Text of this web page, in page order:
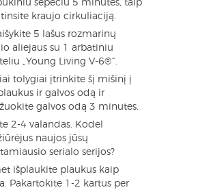
šepečiu 5 minutes, taip
kraujo cirkuliaciją.
5 lašus rozmarinų
aliejaus su 1 arbatiniu
„Young Living V-6®“.
tolygiai įtrinkite šį mišinį į
ir galvos odą ir
galvos odą 3 minutes.
2-4 valandas. Kodėl
naujos jūsų
serialo serijos?
išplaukite plaukus kaip
Pakartokite 1-2 kartus per